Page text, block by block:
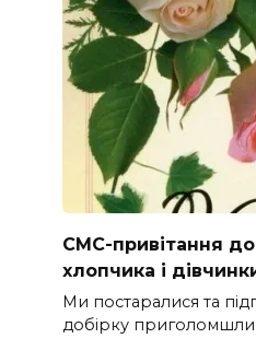
СМС-привітання до
хлопчика і
Ми постаралися та
добірку